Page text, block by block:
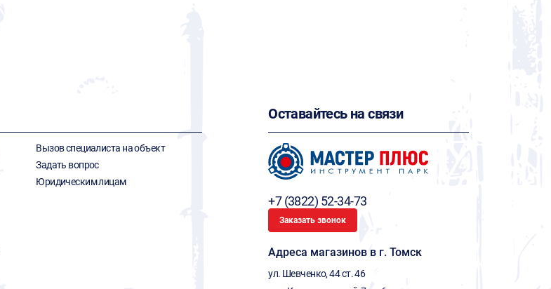
Вызов специалиста на объект
Задать вопрос
Юридическим лицам
Оставайтесь на связи
+7 (3822) 52-34-73
Заказать звонок
Адреса магазинов в г. Томск
ул. Шевченко, 44 ст. 46